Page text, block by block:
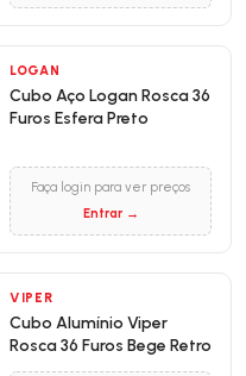
LOGAN
Cubo Aço Logan Rosca 36
Furos Esfera Preto
Faça login para ver preços
Entrar →
VIPER
Cubo Alumínio Viper
Rosca 36 Furos Bege Retro